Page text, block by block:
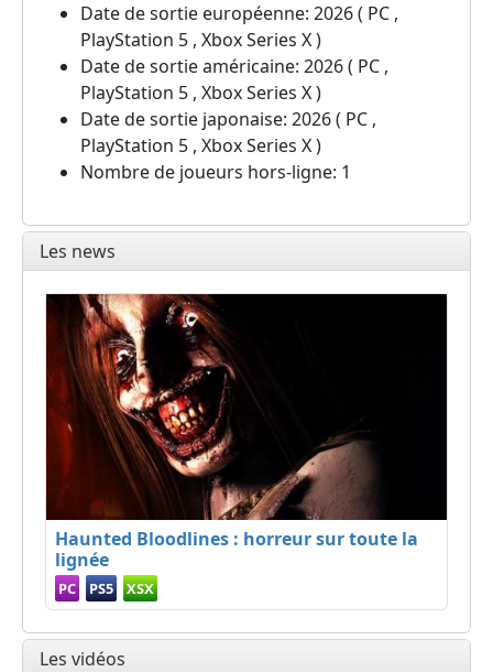
Date de sortie européenne: 2026 ( PC ,
PlayStation 5 , Xbox Series X )
Date de sortie américaine: 2026 ( PC ,
PlayStation 5 , Xbox Series X )
Date de sortie japonaise: 2026 ( PC ,
PlayStation 5 , Xbox Series X )
Nombre de joueurs hors-ligne: 1
Les news
Haunted Bloodlines : horreur sur toute la
lignée
PC PS5 XSX
Les vidéos